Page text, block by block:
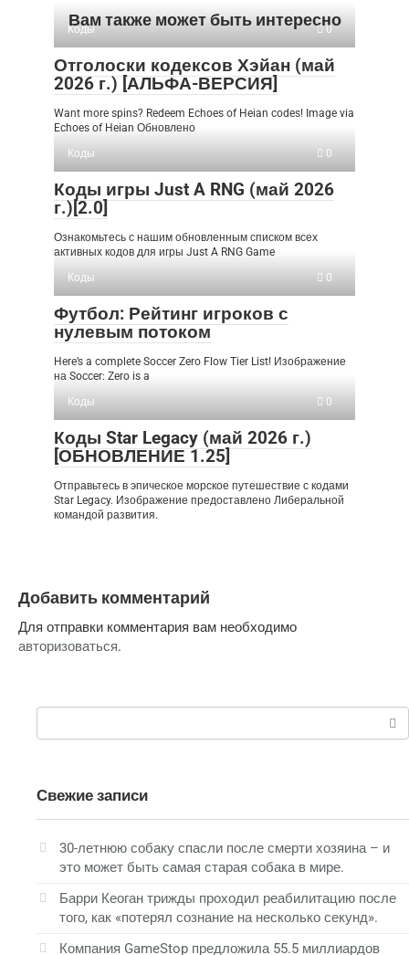
Вам также может быть интересно
Коды 0
Отголоски кодексов Хэйан (май
2026 г.) [АЛЬФА-ВЕРСИЯ]
Want more spins? Redeem Echoes of Heian codes! Image via
Echoes of Heian Обновлено
Коды
0
Коды игры Just A RNG (май 2026
г.)[2.0]
Ознакомьтесь с нашим обновленным списком всех
активных кодов для игры Just A RNG Game
Коды
0
Футбол: Рейтинг игроков с
нулевым потоком
Here’s a complete Soccer Zero Flow Tier List! Изображение
на Soccer: Zero is a
Коды
0
Коды Star Legacy (май 2026 г.)
[ОБНОВЛЕНИЕ 1.25]
Отправьтесь в эпическое морское путешествие с кодами
Star Legacy. Изображение предоставлено Либеральной
командой развития.
Добавить комментарий
Для отправки комментария вам необходимо
авторизоваться.
Поиск:
Свежие записи
30-летнюю собаку спасли после смерти хозяина – и
это может быть самая старая собака в мире.
Барри Кеоган трижды проходил реабилитацию после
того, как «потерял сознание на несколько секунд».
Компания GameStop предложила 55.5 миллиардов